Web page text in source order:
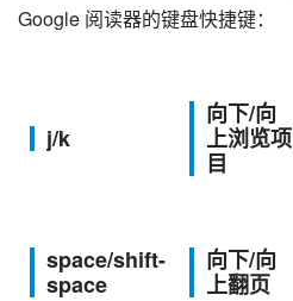
Google 阅读器的键盘快捷键：
j/k
向下/向
上浏览项
目
space/shift-
space
向下/向
上翻页